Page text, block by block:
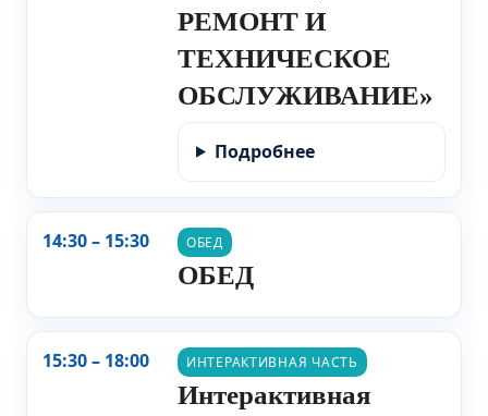
РЕМОНТ И
ТЕХНИЧЕСКОЕ
ОБСЛУЖИВАНИЕ»
Подробнее
14:30 – 15:30 ОБЕД
ОБЕД
15:30 – 18:00 ИНТЕРАКТИВНАЯ ЧАСТЬ
Интерактивная